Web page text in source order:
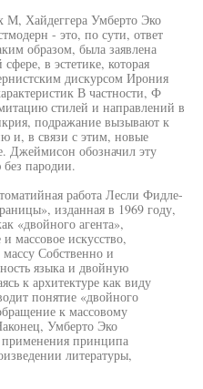
М, Хайдеггера Умберто Эко
- это, по сути, ответ
образом, была заявлена
в эстетике, которая
дискурсом Ирония
В частности, Ф
стилей и направлений в
подражание вызывают к
и, в связи с этим, новые
Джеймисон обозначил эту
пародии.
работа Лесли Фидле-
изданная в 1969 году,
«двойного агента»,
массовое искусство,
Собственно и
языка и двойную
к архитектуре как виду
понятие «двойного
к массовому
Умберто Эко
применения принципа
литературы,